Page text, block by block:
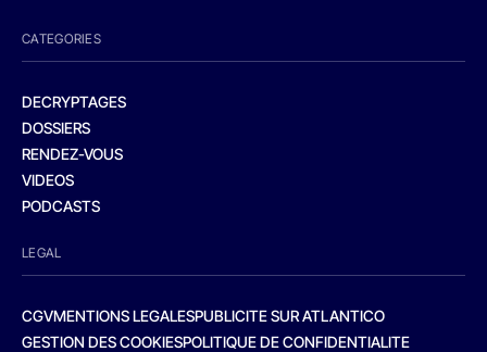
CATEGORIES
DECRYPTAGES
DOSSIERS
RENDEZ-VOUS
VIDEOS
PODCASTS
LEGAL
CGVMENTIONS LEGALESPUBLICITE SUR ATLANTICO
GESTION DES COOKIESPOLITIQUE DE CONFIDENTIALITE